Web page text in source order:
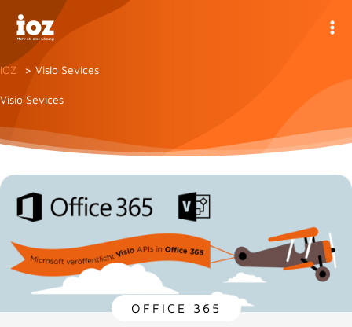
Inhalt
springen
IOZ Visio Sevices
Visio Sevices
OFFICE 365